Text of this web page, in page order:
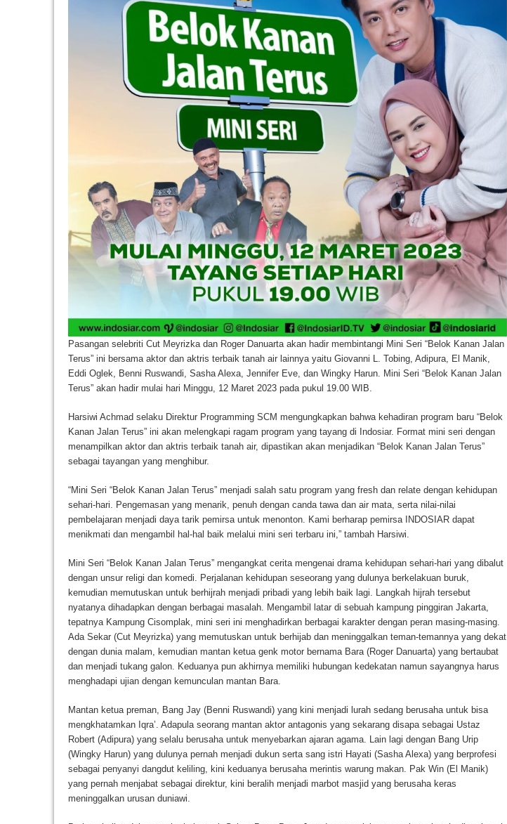
Pasangan selebriti Cut Meyrizka dan Roger Danuarta akan hadir membintangi Mini Seri “Belok Kanan Jalan
Terus” ini bersama aktor dan aktris terbaik tanah air lainnya yaitu Giovanni L. Tobing, Adipura, El Manik,
Eddi Oglek, Benni Ruswandi, Sasha Alexa, Jennifer Eve, dan Wingky Harun. Mini Seri “Belok Kanan Jalan
Terus” akan hadir mulai hari Minggu, 12 Maret 2023 pada pukul 19.00 WIB.
Harsiwi Achmad selaku Direktur Programming SCM mengungkapkan bahwa kehadiran program baru “Belok
Kanan Jalan Terus” ini akan melengkapi ragam program yang tayang di Indosiar. Format mini seri dengan
menampilkan aktor dan aktris terbaik tanah air, dipastikan akan menjadikan “Belok Kanan Jalan Terus”
sebagai tayangan yang menghibur.
“Mini Seri “Belok Kanan Jalan Terus” menjadi salah satu program yang fresh dan relate dengan kehidupan
sehari-hari. Pengemasan yang menarik, penuh dengan canda tawa dan air mata, serta nilai-nilai
pembelajaran menjadi daya tarik pemirsa untuk menonton. Kami berharap pemirsa INDOSIAR dapat
menikmati dan mengambil hal-hal baik melalui mini seri terbaru ini,” tambah Harsiwi.
Mini Seri “Belok Kanan Jalan Terus” mengangkat cerita mengenai drama kehidupan sehari-hari yang dibalut
dengan unsur religi dan komedi. Perjalanan kehidupan seseorang yang dulunya berkelakuan buruk,
kemudian memutuskan untuk berhijrah menjadi pribadi yang lebih baik lagi. Langkah hijrah tersebut
nyatanya dihadapkan dengan berbagai masalah. Mengambil latar di sebuah kampung pinggiran Jakarta,
tepatnya Kampung Cisomplak, mini seri ini menghadirkan berbagai karakter dengan peran masing-masing.
Ada Sekar (Cut Meyrizka) yang memutuskan untuk berhijab dan meninggalkan teman-temannya yang dekat
dengan dunia malam, kemudian mantan ketua genk motor bernama Bara (Roger Danuarta) yang bertaubat
dan menjadi tukang galon. Keduanya pun akhirnya memiliki hubungan kedekatan namun sayangnya harus
menghadapi ujian dengan kemunculan mantan Bara.
Mantan ketua preman, Bang Jay (Benni Ruswandi) yang kini menjadi lurah sedang berusaha untuk bisa
mengkhatamkan Iqra’. Adapula seorang mantan aktor antagonis yang sekarang disapa sebagai Ustaz
Robert (Adipura) yang selalu berusaha untuk menyebarkan ajaran agama. Lain lagi dengan Bang Urip
(Wingky Harun) yang dulunya pernah menjadi dukun serta sang istri Hayati (Sasha Alexa) yang berprofesi
sebagai penyanyi dangdut keliling, kini keduanya berusaha merintis warung makan. Pak Win (El Manik)
yang pernah menjabat sebagai direktur, kini beralih menjadi marbot masjid yang berusaha keras
meninggalkan urusan duniawi.